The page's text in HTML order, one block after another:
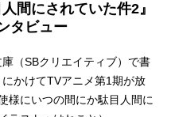
間にされていた件2』
タビュー
（SBクリエイティブ）で書
かけてTVアニメ第1期が放
様にいつの間にか駄目人間に